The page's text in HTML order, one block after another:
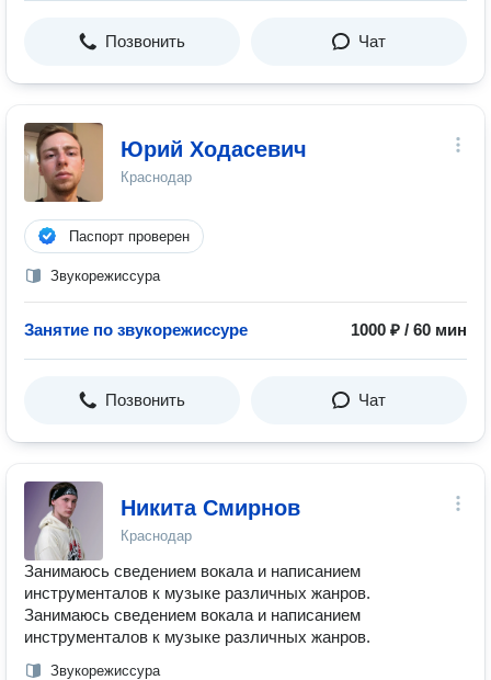
Позвонить Чат
Юрий Ходасевич
Краснодар
Паспорт проверен
Звукорежиссура
Занятие по звукорежиссуре 1000 ₽ / 60 мин
Позвонить Чат
Никита Смирнов
Краснодар
Занимаюсь сведением вокала и написанием
инструменталов к музыке различных жанров.
Занимаюсь сведением вокала и написанием
инструменталов к музыке различных жанров.
Звукорежиссура